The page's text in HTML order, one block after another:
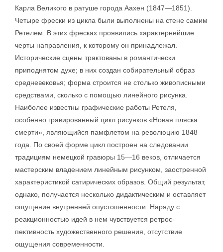
Карла Великого в ратуше города Аахен (1847—1851).
Четыре фрески из цикла были выполнены на стене самим
Ретелем. В этих фресках проявились характернейшие
черты направления, к которому он принадлежал.
Исторические сцены трактованы в романтически
приподнятом духе; в них создан собирательный образ
средневековья; форма строится не столько живописными
средствами, сколько с помощью линейного рисунка.
Наиболее известны графические работы Ретеля,
особенно гравированный цикл рисунков «Новая пляска
смерти», являющийся памфлетом на революцию 1848
года. По своей форме цикл построен на следовании
традициям немецкой гравюры 15—16 веков, отличается
мастерским владением линейным рисунком, заостренной
характеристикой сатирических образов. Общий результат,
однако, получается несколько дидактическим и оставляет
ощущение внутренней опустошенности. Наряду с
реакционностью идей в нем чувствуется ретрос-
пективность художественного решения, отсутствие
ощущения современности.